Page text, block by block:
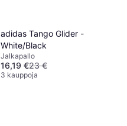
adidas Tango Glider -
White/Black
Jalkapallo
16,19 €23 €
3 kauppoja